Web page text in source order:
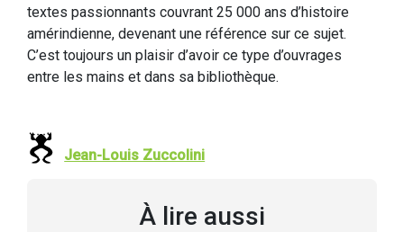
textes passionnants couvrant 25 000 ans d’histoire
amérindienne, devenant une référence sur ce sujet.
C’est toujours un plaisir d’avoir ce type d’ouvrages
entre les mains et dans sa bibliothèque.
Jean-Louis Zuccolini
À lire aussi